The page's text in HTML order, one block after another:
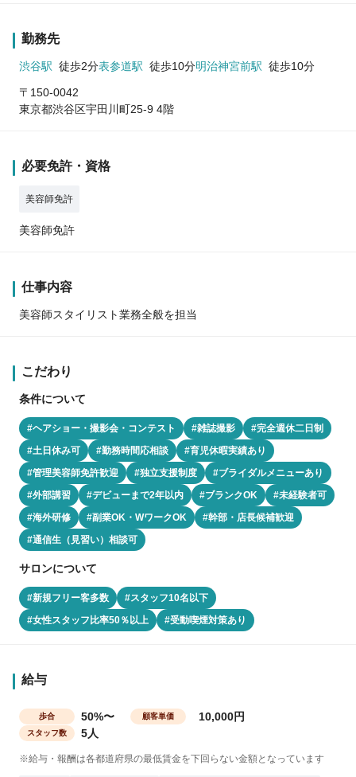
勤務先
渋谷駅 徒歩2分表参道駅 徒歩10分明治神宮前駅 徒歩10分
〒150-0042
東京都渋谷区宇田川町25-9 4階
必要免許・資格
美容師免許
美容師免許
仕事内容
美容師スタイリスト業務全般を担当
こだわり
条件について
#ヘアショー・撮影会・コンテスト #雑誌撮影
#完全週休二日制
#土日休み可
#勤務時間応相談
#育児休暇実績あり
#管理美容師免許歓迎
#独立支援制度
#ブライダルメニューあり
#外部講習
#デビューまで2年以内 #ブランクOK
#未経験者可
#海外研修
#副業OK・WワークOK
#幹部・店長候補歓迎
#通信生（見習い）相談可
サロンについて
#新規フリー客多数
#スタッフ10名以下
#女性スタッフ比率50％以上
#受動喫煙対策あり
給与
歩合 50%〜 顧客単価 10,000円
スタッフ数 5人
※給与・報酬は各都道府県の最低賃金を下回らない金額となっています